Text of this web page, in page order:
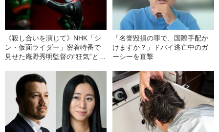
《殺し合いを演じて》NHK「シ
ン・仮面ライダー」密着特番で
見せた庵野秀明監督の“狂気”とも
「名誉毀損の罪で、国際手配か
けますか？」ドバイ逃亡中のガ
ーシーを直撃